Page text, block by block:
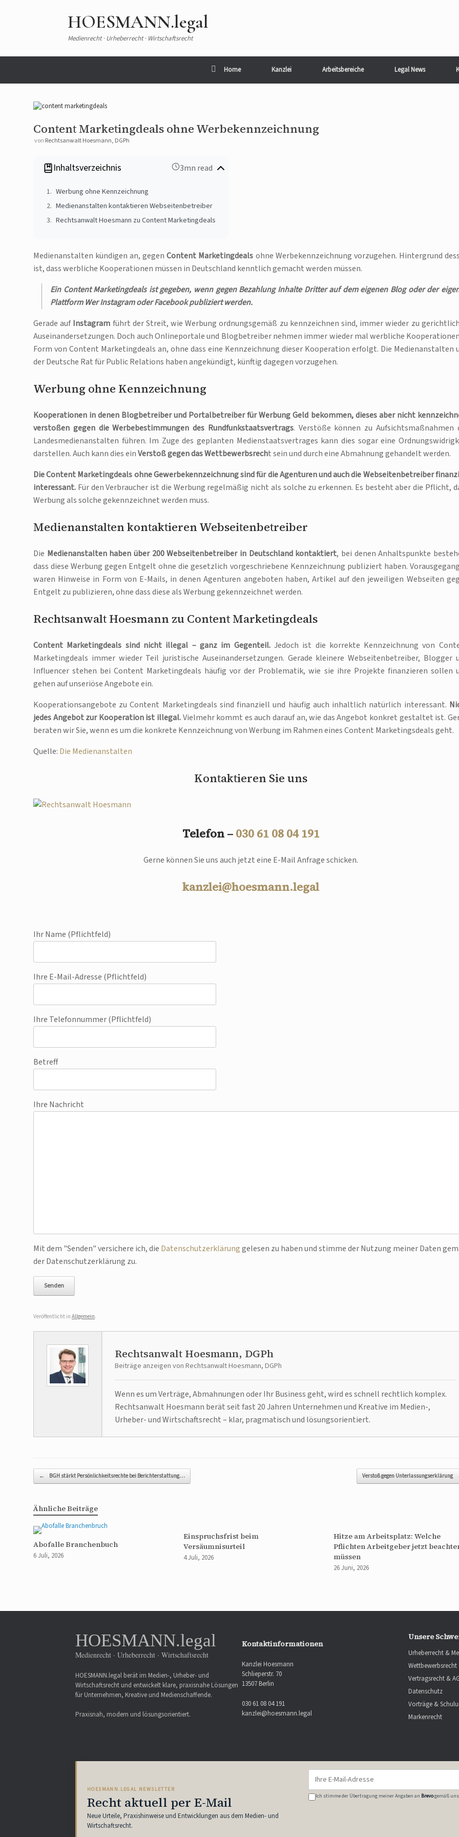
HOESMANN.legal
Medienrecht · Urheberrecht · Wirtschaftsrecht
Home Kanzlei Arbeitsbereiche Legal News
Content Marketingdeals ohne Werbekennzeichnung
von Rechtsanwalt Hoesmann, DGPh
Inhaltsverzeichnis 3mn read
Werbung ohne Kennzeichnung
Medienanstalten kontaktieren Webseitenbetreiber
Rechtsanwalt Hoesmann zu Content Marketingdeals
Medienanstalten kündigen an, gegen Content Marketingdeals ohne Werbekennzeichnung vorzugehen. Hintergrund
ist, dass werbliche Kooperationen müssen in Deutschland kenntlich gemacht werden müssen.
Ein Content Marketingdeals ist gegeben, wenn gegen Bezahlung Inhalte Dritter auf dem eigenen Blog oder der
Plattform Wer Instagram oder Facebook publiziert werden.
Gerade aufInstagram führt der Streit, wie Werbung ordnungsgemäß zu kennzeichnen sind, immer wieder zu
Auseinandersetzungen. Doch auch Onlineportale und Blogbetreiber nehmen immer wieder mal werbliche
Form von Content Marketingdeals an, ohne dass eine Kennzeichnung dieser Kooperation erfolgt. Die Medienanstalten
der Deutsche Rat für Public Relations haben angekündigt, künftig dagegen vorzugehen.
Werbung ohne Kennzeichnung
Kooperationen in denen Blogbetreiber und Portalbetreiber für Werbung Geld bekommen, dieses aber nicht
verstoßen gegen die Werbebestimmungen des Rundfunkstaatsvertrags. Verstöße können zu Aufsichtsmaßnahmen
Landesmedienanstalten führen. Im Zuge des geplanten Medienstaatsvertrages kann dies sogar eine
darstellen. Auch kann dies einVerstoß gegen das Wettbewerbsrecht sein und durch eine Abmahnung gehandelt werden.
Die Content Marketingdeals ohne Gewerbekennzeichnung sind für die Agenturen und auch die Webseitenbetreiber
interessant. Für den Verbraucher ist die Werbung regelmäßig nicht als solche zu erkennen. Es besteht aber die Pflicht,
Werbung als solche gekennzeichnet werden muss.
Medienanstalten kontaktieren Webseitenbetreiber
Die Medienanstalten haben über 200 Webseitenbetreiber in Deutschland kontaktiert, bei denen Anhaltspunkte
dass diese Werbung gegen Entgelt ohne die gesetzlich vorgeschriebene Kennzeichnung publiziert haben.
waren Hinweise in Form von E-Mails, in denen Agenturen angeboten haben, Artikel auf den jeweiligen Webseiten
Entgelt zu publizieren, ohne dass diese als Werbung gekennzeichnet werden.
Rechtsanwalt Hoesmann zu Content Marketingdeals
Content Marketingdeals sind nicht illegal – ganz im Gegenteil.Jedoch ist die korrekte Kennzeichnung von
Marketingdeals immer wieder Teil juristische Auseinandersetzungen. Gerade kleinere Webseitenbetreiber, Blogger
Influencer stehen bei Content Marketingdeals häufig vor der Problematik, wie sie ihre Projekte finanzieren sollen
gehen auf unseriöse Angebote ein.
Kooperationsangebote zu Content Marketingdeals sind finanziell und häufig auch inhaltlich natürlich interessant.
jedes Angebot zur Kooperation ist illegal.Vielmehr kommt es auch darauf an, wie das Angebot konkret gestaltet ist.
beraten wir Sie, wenn es um die konkrete Kennzeichnung von Werbung im Rahmen eines Content Marketingsdeals geht.
Quelle: Die Medienanstalten
Kontaktieren Sie uns
Telefon – 030 61 08 04 191
Gerne können Sie uns auch jetzt eine E-Mail Anfrage schicken.
kanzlei@hoesmann.legal
Ihr Name (Pflichtfeld)
Ihre E-Mail-Adresse (Pflichtfeld)
Ihre Telefonnummer (Pflichtfeld)
Betreff
Ihre Nachricht
Bitte lasse dieses Feld leer.
Mit dem "Senden" versichere ich, die Datenschutzerklärunggelesen zu haben und stimme der Nutzung meiner Daten
der Datenschutzerklärung zu.
Veröffentlicht in Allgemein.
Rechtsanwalt Hoesmann, DGPh
Beiträge anzeigen von Rechtsanwalt Hoesmann, DGPh
Wenn es um Verträge, Abmahnungen oder Ihr Business geht, wird es schnell rechtlich komplex.
Rechtsanwalt Hoesmann berät seit fast 20 Jahren Unternehmen und Kreative im Medien-,
Urheber- und Wirtschaftsrecht – klar, pragmatisch und lösungsorientiert.
Beitragsnavigation
← BGH stärkt Persönlichkeitsrechte bei Berichterstattung… Verstoß gegen Unterlassungserklärung
Ähnliche Beiträge
Abofalle Branchenbuch
6 Juli, 2026
Einspruchsfrist beim
Versäumnisurteil
4 Juli, 2026
Hitze am Arbeitsplatz: Welche
Pflichten Arbeitgeber jetzt
müssen
26 Juni, 2026
HOESMANN.legal
Medienrecht · Urheberrecht · Wirtschaftsrecht
HOESMANN.legal berät im Medien-, Urheber- und
Wirtschaftsrecht und entwickelt klare, praxisnahe Lösungen
für Unternehmen, Kreative und Medienschaffende.
Praxisnah, modern und lösungsorientiert.
Kontaktinformationen
Kanzlei Hoesmann
Schlieperstr. 70
13507 Berlin
030 61 08 04 191
kanzlei@hoesmann.legal
Unsere
Urheberrecht &
Wettbewerbsrecht
Vertragsrecht &
Datenschutz
Vorträge &
Markenrecht
HOESMANN.LEGAL NEWSLETTER
Recht aktuell per E-Mail
Neue Urteile, Praxishinweise und Entwicklungen aus dem Medien- und
Wirtschaftsrecht.
Ich stimme der Übertragung meiner Angaben an Brevogemäß